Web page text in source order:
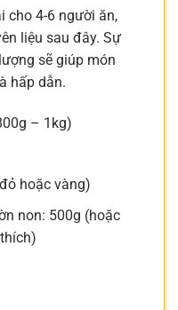
cho 4-6 người ăn,
liệu sau đây. Sự
sẽ giúp món
hấp dẫn.
– 1kg)
hoặc vàng)
non: 500g (hoặc